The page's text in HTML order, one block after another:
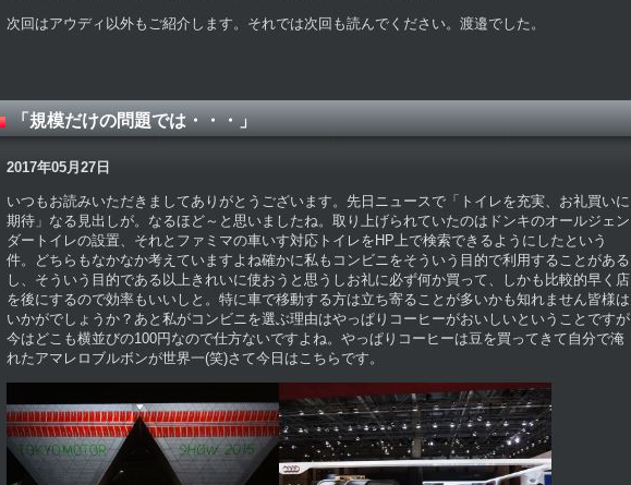
次回はアウディ以外もご紹介します。それでは次回も読んでください。渡邉でした。
「規模だけの問題では・・・」
2017年05月27日
いつもお読みいただきましてありがとうございます。先日ニュースで「トイレを充実、お礼買いに
期待」なる見出しが。なるほど～と思いましたね。取り上げられていたのはドンキのオールジェン
ダートイレの設置、それとファミマの車いす対応トイレをHP上で検索できるようにしたという
件。どちらもなかなか考えていますよね確かに私もコンビニをそういう目的で利用することがある
し、そういう目的である以上きれいに使おうと思うしお礼に必ず何か買って、しかも比較的早く店
を後にするので効率もいいしと。特に車で移動する方は立ち寄ることが多いかも知れません皆様は
いかがでしょうか？あと私がコンビニを選ぶ理由はやっぱりコーヒーがおいしいということですが
今はどこも横並びの100円なので仕方ないですよね。やっぱりコーヒーは豆を買ってきて自分で淹
れたアマレロブルボンが世界一(笑)さて今日はこちらです。